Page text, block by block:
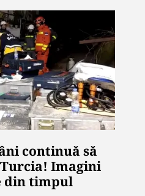
continuă să
Imagini
din timpul